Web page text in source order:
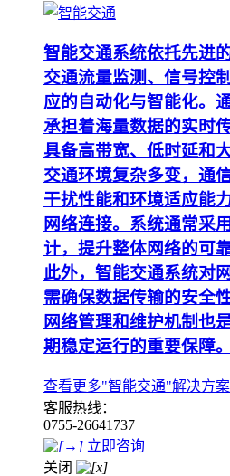
智能交通系统依托先进
交通流量监测、信号控
应的自动化与智能化。
承担着海量数据的实时
具备高带宽、低时延和
交通环境复杂多变，通
干扰性能和环境适应能
网络连接。系统通常采
计，提升整体网络的可
此外，智能交通系统对
需确保数据传输的安全
网络管理和维护机制也
期稳定运行的重要保障。
查看更多"智能交通"解决方案
客服热线：
0755-26641737
立即咨询
关闭